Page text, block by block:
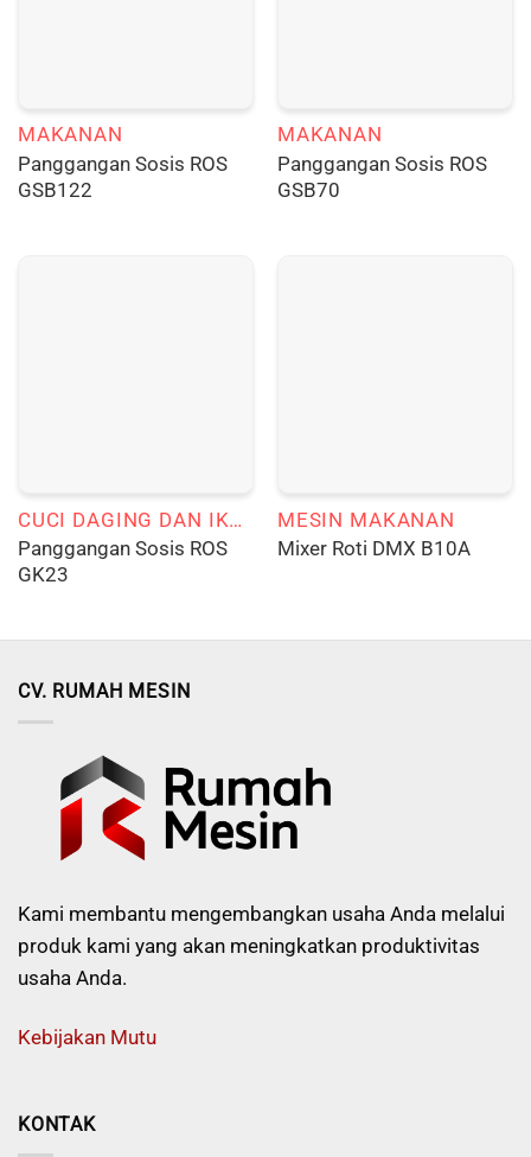
MAKANAN
Panggangan Sosis ROS
GSB122
MAKANAN
Panggangan Sosis ROS
GSB70
CUCI DAGING DAN IKAN
Panggangan Sosis ROS
GK23
MESIN MAKANAN
Mixer Roti DMX B10A
CV. RUMAH MESIN
Kami membantu mengembangkan usaha Anda melalui
produk kami yang akan meningkatkan produktivitas
usaha Anda.
Kebijakan Mutu
KONTAK